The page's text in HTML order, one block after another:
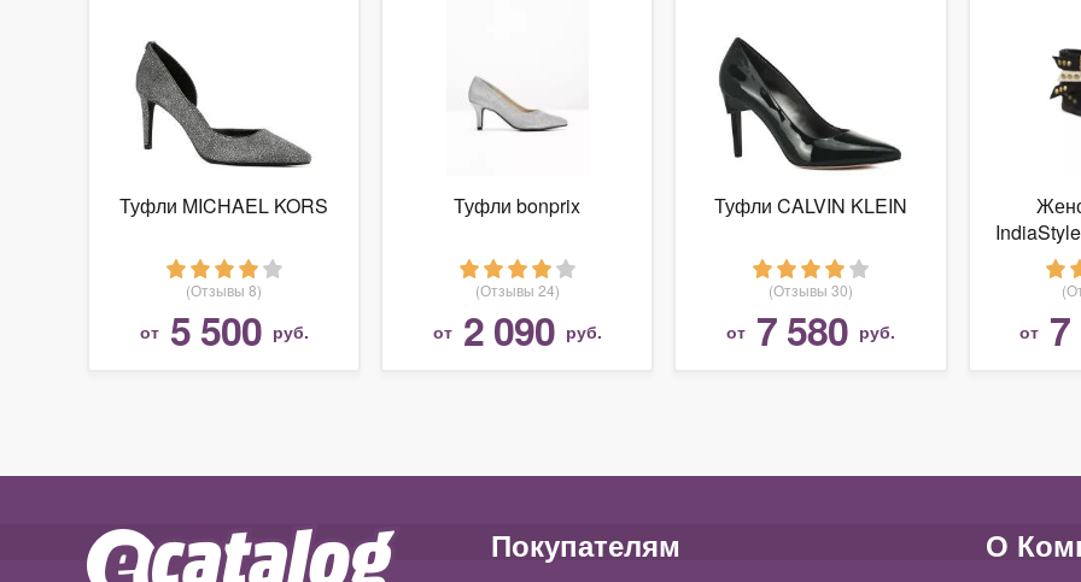
Туфли MICHAEL KORS
(Отзывы 8)
от 5 500 руб.
Туфли bonprix
(Отзывы 24)
от 2 090 руб.
Туфли CALVIN KLEIN
(Отзывы 30)
от 7 580 руб. от
Покупателям О